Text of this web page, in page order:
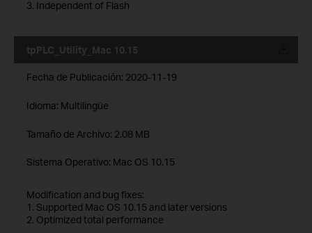
3. Independent of Flash
tpPLC_Utility_Mac 10.15
Fecha de Publicación: 2020-11-19
Idioma: Multilingüe
Tamaño de Archivo: 2.08 MB
Sistema Operativo: Mac OS 10.15
Modification and bug fixes:
1. Supported Mac OS 10.15 and later versions
2. Optimized total performance